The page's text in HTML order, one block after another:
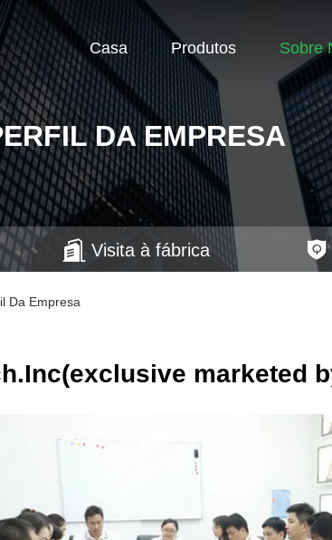
Casa Produtos Sobre
DA EMPRESA
Visita à fábrica
Da Empresa
marketed